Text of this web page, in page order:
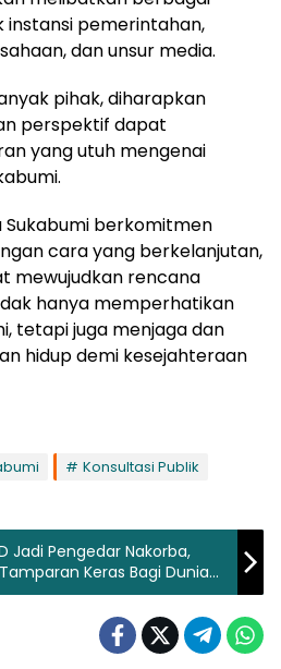
pemerintahan,
dan unsur media.
pihak, diharapkan
perspektif dapat
yang utuh mengenai
Sukabumi berkomitmen
cara yang berkelanjutan,
mewujudkan rencana
hanya memperhatikan
tetapi juga menjaga dan
hidup demi kesejahteraan
Konsultasi Publik
Jadi Pengedar Nakorba,
Keras Bagi Dunia
Sukabumi